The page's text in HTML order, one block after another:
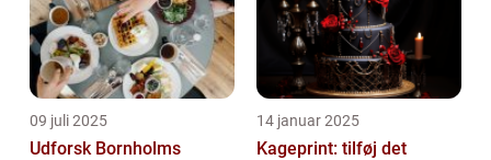
09 juli 2025
Udforsk Bornholms
14 januar 2025
Kageprint: tilføj det